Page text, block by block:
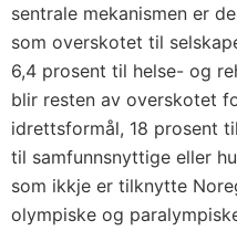
sentrale mekanismen er
som overskotet til
6,4 prosent til helse- og
blir resten av overskotet
idrettsformål, 18 prosent
til samfunnsnyttige eller
som ikkje er tilknytte
olympiske og